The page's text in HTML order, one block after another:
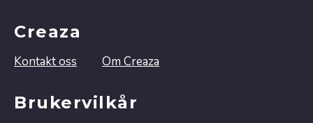
Creaza
Kontakt oss Om Creaza
Brukervilkår